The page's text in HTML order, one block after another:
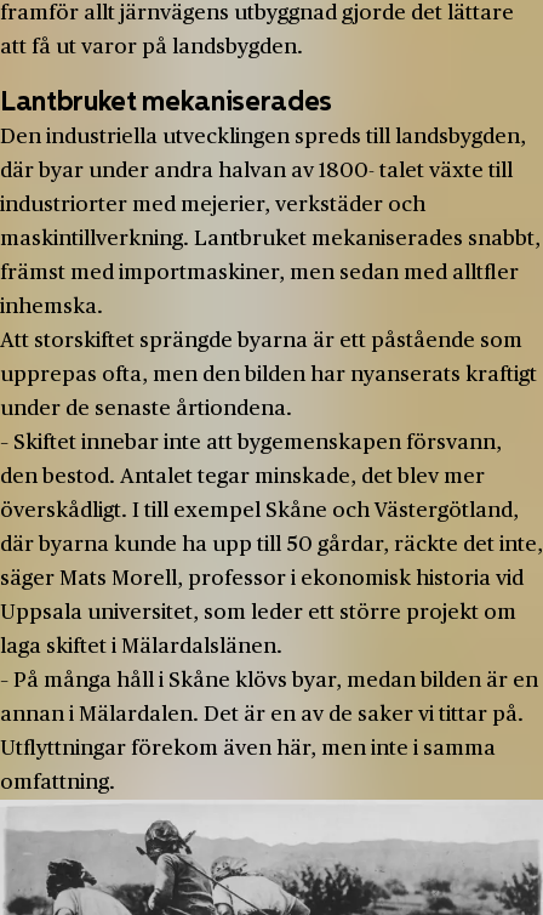
framför allt järnvägens utbyggnad gjorde det lättare
att få ut varor på landsbygden.
Lantbruket mekaniserades
Den industriella utvecklingen spreds till landsbygden,
där byar under andra halvan av 1800- talet växte till
industriorter med mejerier, verkstäder och
maskintillverkning. Lantbruket mekaniserades snabbt,
främst med importmaskiner, men sedan med alltfler
inhemska.
Att storskiftet sprängde byarna är ett påstående som
upprepas ofta, men den bilden har nyanserats kraftigt
under de senaste årtiondena.
– Skiftet innebar inte att bygemenskapen försvann,
den bestod. Antalet tegar minskade, det blev mer
överskådligt. I till exempel Skåne och Västergötland,
där byarna kunde ha upp till 50 gårdar, räckte det inte,
säger Mats Morell, professor i ekonomisk historia vid
Uppsala universitet, som leder ett större projekt om
laga skiftet i Mälardalslänen.
– På många håll i Skåne klövs byar, medan bilden är en
annan i Mälardalen. Det är en av de saker vi tittar på.
Utflyttningar förekom även här, men inte i samma
omfattning.